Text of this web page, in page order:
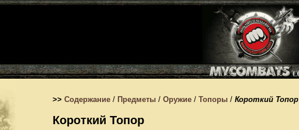
>> Содержание / Предметы / Оружие / Топоры / Короткий Топор
Короткий Топор